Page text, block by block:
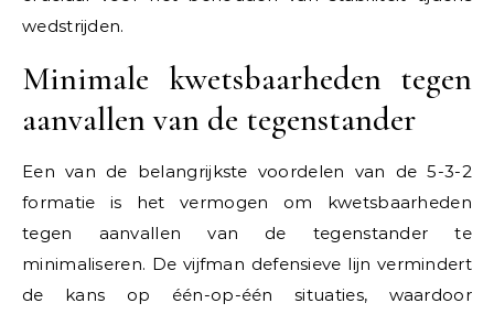
wedstrijden.
Minimale kwetsbaarheden tegen
aanvallen van de tegenstander
Een van de belangrijkste voordelen van de 5-3-2
formatie is het vermogen om kwetsbaarheden
tegen aanvallen van de tegenstander te
minimaliseren. De vijfman defensieve lijn vermindert
de kans op één-op-één situaties, waardoor